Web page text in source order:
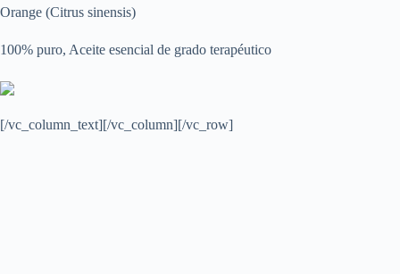
Orange (Citrus sinensis)
100% puro, Aceite esencial de grado terapéutico
[/vc_column_text][/vc_column][/vc_row]